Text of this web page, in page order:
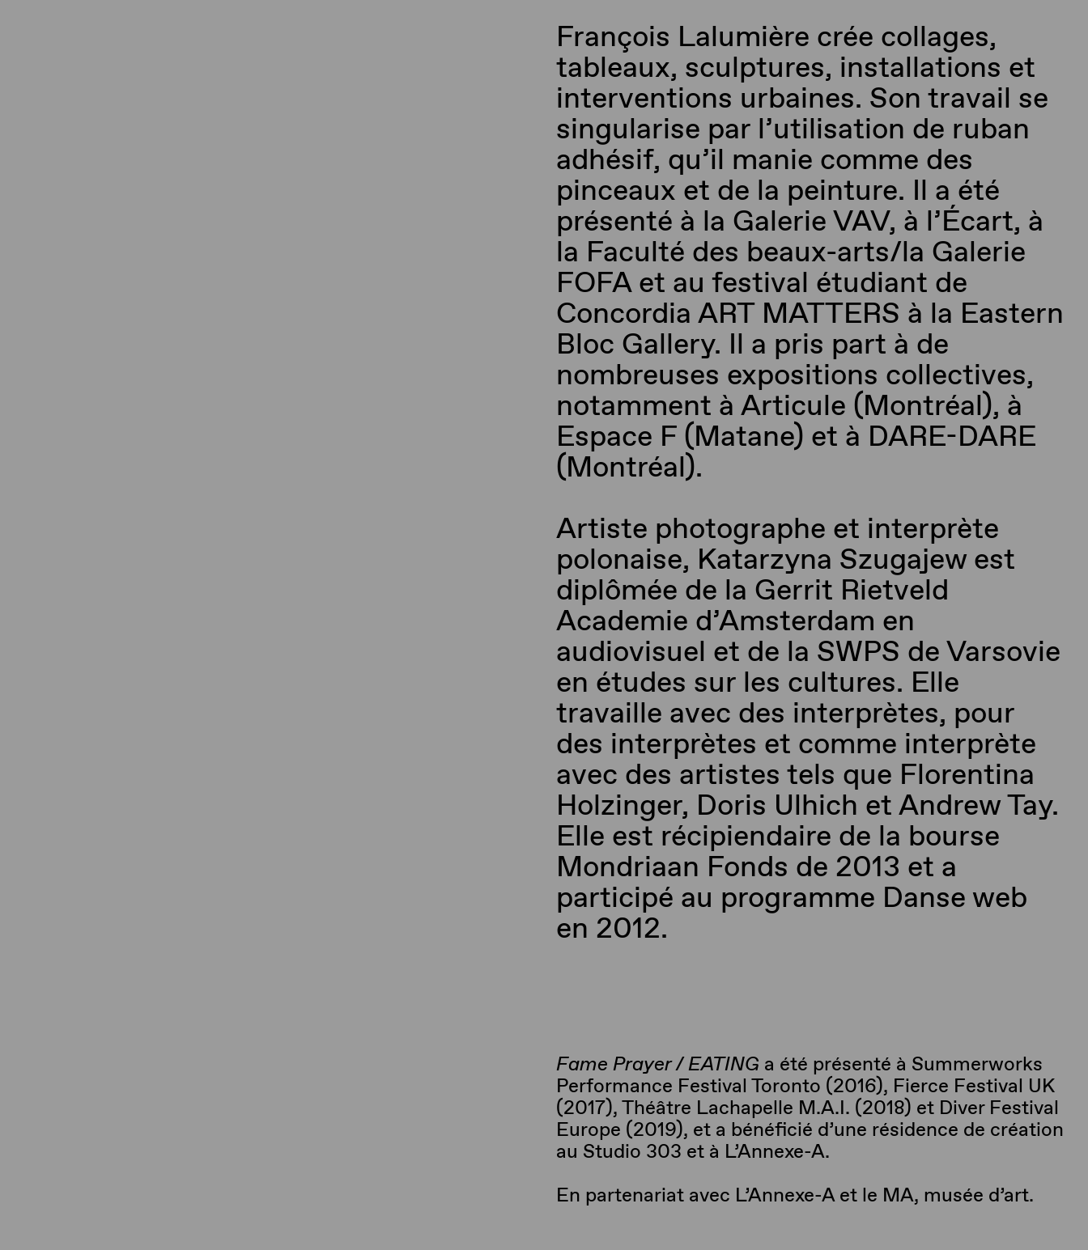
François Lalumière crée collages,
tableaux, sculptures, installations et
interventions urbaines. Son travail se
singularise par l’utilisation de ruban
adhésif, qu’il manie comme des
pinceaux et de la peinture. Il a été
présenté à la Galerie VAV, à l’Écart, à
la Faculté des beaux-arts/la Galerie
FOFA et au festival étudiant de
Concordia ART MATTERS à la Eastern
Bloc Gallery. Il a pris part à de
nombreuses expositions collectives,
notamment à Articule (Montréal), à
Espace F (Matane) et à DARE-DARE
(Montréal).
Artiste photographe et interprète
polonaise, Katarzyna Szugajewest
diplômée de la Gerrit Rietveld
Academie d’Amsterdam en
audiovisuel et de la SWPS de Varsovie
en études sur les cultures. Elle
travaille avec des interprètes, pour
des interprètes et comme interprète
avec des artistes tels que Florentina
Holzinger, Doris Ulhich et Andrew Tay.
Elle est récipiendaire de la bourse
Mondriaan Fonds de 2013 et a
participé au programme Danse web
en 2012.
Fame Prayer/ EATING a été présenté à Summerworks
Performance Festival Toronto (2016), Fierce Festival UK
(2017), Théâtre Lachapelle M.A.I. (2018) et DiverFestival
Europe (2019), et a bénéficié d’une résidence de création
au Studio 303 et à L’Annexe-A.
En partenariat avec L’Annexe-A et le MA, musée d’art.